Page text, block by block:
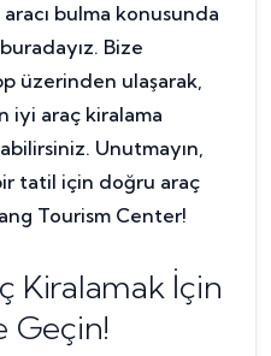
bulma konusunda
Bize
üzerinden ulaşarak,
iyi araç kiralama
Unutmayın,
tatil için doğru araç
Tourism Center!
Kiralamak İçin
Geçin!